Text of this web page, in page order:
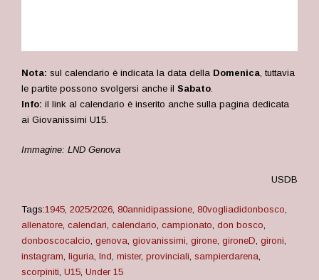
Nota: sul calendario è indicata la data della Domenica, tuttavia
le partite possono svolgersi anche il Sabato.
Info: il link al calendario è inserito anche sulla pagina dedicata
ai Giovanissimi U15.
Immagine: LND Genova
USDB
Tags:1945, 2025/2026, 80annidipassione, 80vogliadidonbosco,
allenatore, calendari, calendario, campionato, don bosco,
donboscocalcio, genova, giovanissimi, girone, gironeD, gironi,
instagram, liguria, lnd, mister, provinciali, sampierdarena,
scorpiniti, U15, Under 15